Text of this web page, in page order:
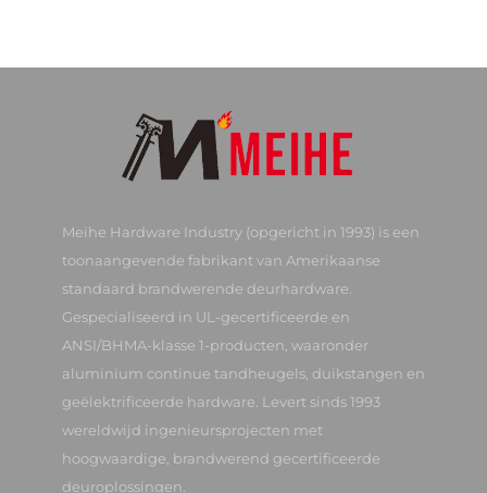
Meihe Hardware Industry (opgericht in 1993) is een
toonaangevende fabrikant van Amerikaanse
standaard brandwerende deurhardware.
Gespecialiseerd in UL-gecertificeerde en
ANSI/BHMA-klasse 1-producten, waaronder
aluminium continue tandheugels, duikstangen en
geëlektrificeerde hardware. Levert sinds 1993
wereldwijd ingenieursprojecten met
hoogwaardige, brandwerend gecertificeerde
deuroplossingen.